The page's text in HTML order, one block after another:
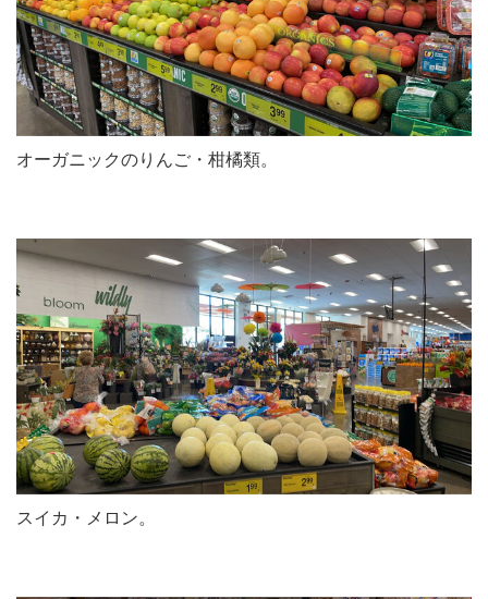
オーガニックのりんご・柑橘類。
スイカ・メロン。